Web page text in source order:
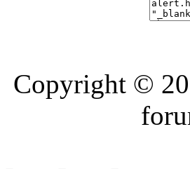
Copyright ©